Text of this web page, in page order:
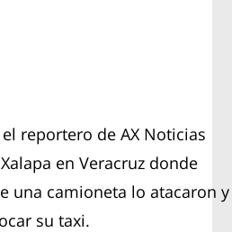
reportero de AX Noticias
en Veracruz donde
una camioneta lo atacaron y
su taxi.